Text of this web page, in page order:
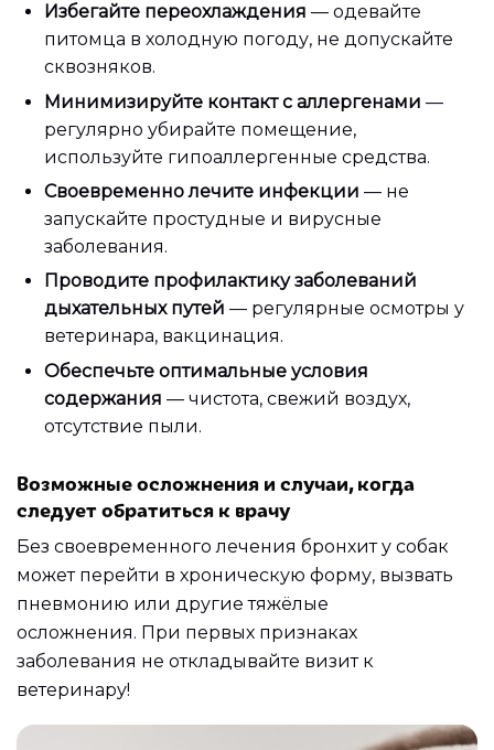
Избегайте переохлаждения — одевайте
питомца в холодную погоду, не допускайте
сквозняков.
Минимизируйте контакт с аллергенами —
регулярно убирайте помещение,
используйте гипоаллергенные средства.
Своевременно лечите инфекции — не
запускайте простудные и вирусные
заболевания.
Проводите профилактику заболеваний
дыхательных путей — регулярные осмотры у
ветеринара, вакцинация.
Обеспечьте оптимальные условия
содержания — чистота, свежий воздух,
отсутствие пыли.
Возможные осложнения и случаи, когда
следует обратиться к врачу
Без своевременного лечения бронхит у собак
может перейти в хроническую форму, вызвать
пневмонию или другие тяжёлые
осложнения. При первых признаках
заболевания не откладывайте визит к
ветеринару!